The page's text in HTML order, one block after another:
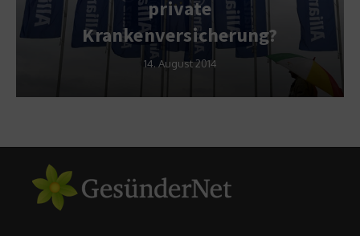
private
Krankenversicherung?
14. August 2014